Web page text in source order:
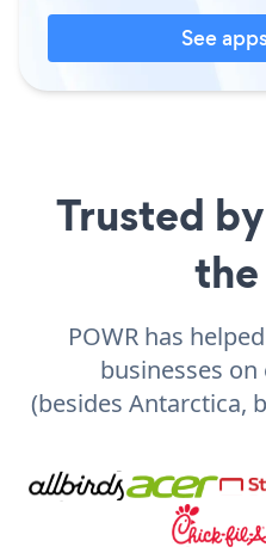
See
Trusted
POWR has
businesses
(besides Antarctica,